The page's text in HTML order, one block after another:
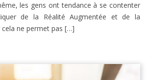
les gens ont tendance à se contenter
de la Réalité Augmentée et de la
cela ne permet pas […]